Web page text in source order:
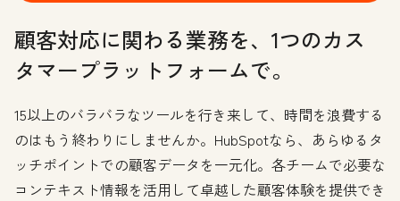
顧客対応に関わる業務を、1つのカス
タマープラットフォームで。
15以上のバラバラなツールを行き来して、時間を浪費する
のはもう終わりにしませんか。HubSpotなら、あらゆるタ
ッチポイントでの顧客データを一元化。各チームで必要な
コンテキスト情報を活用して卓越した顧客体験を提供でき